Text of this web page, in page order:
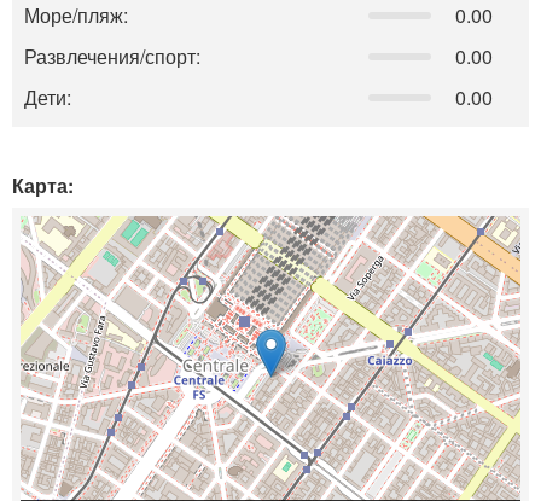
Море/пляж:
0.00
Развлечения/спорт:
0.00
Дети:
0.00
Карта: